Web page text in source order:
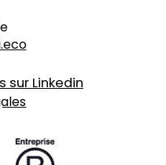
sur Linkedin